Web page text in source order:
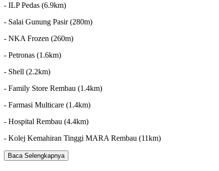
- ILP Pedas (6.9km)
- Salai Gunung Pasir (280m)
- NKA Frozen (260m)
- Petronas (1.6km)
- Shell (2.2km)
- Family Store Rembau (1.4km)
- Farmasi Multicare (1.4km)
- Hospital Rembau (4.4km)
- Kolej Kemahiran Tinggi MARA Rembau (11km)
Baca Selengkapnya